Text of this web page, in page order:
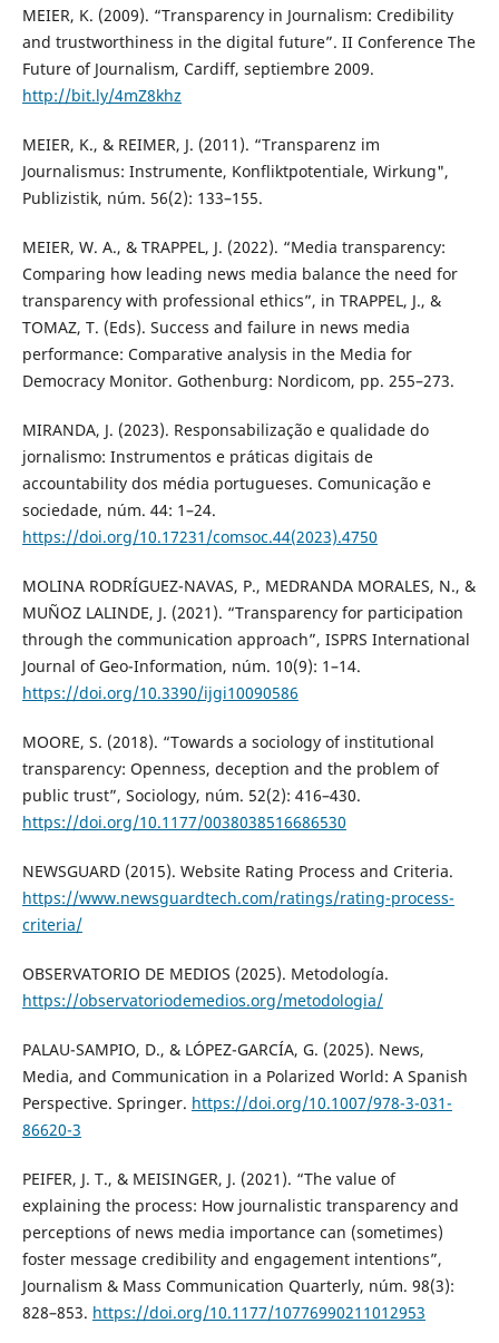
MEIER, K. (2009). “Transparency in Journalism: Credibility
and trustworthiness in the digital future”. II Conference The
Future of Journalism, Cardiff, septiembre 2009.
http://bit.ly/4mZ8khz
MEIER, K., & REIMER, J. (2011). “Transparenz im
Journalismus: Instrumente, Konfliktpotentiale, Wirkung",
Publizistik, núm. 56(2): 133–155.
MEIER, W. A., & TRAPPEL, J. (2022). “Media transparency:
Comparing how leading news media balance the need for
transparency with professional ethics”, in TRAPPEL, J., &
TOMAZ, T. (Eds). Success and failure in news media
performance: Comparative analysis in the Media for
Democracy Monitor. Gothenburg: Nordicom, pp. 255–273.
MIRANDA, J. (2023). Responsabilização e qualidade do
jornalismo: Instrumentos e práticas digitais de
accountability dos média portugueses. Comunicação e
sociedade, núm. 44: 1–24.
https://doi.org/10.17231/comsoc.44(2023).4750
MOLINA RODRÍGUEZ-NAVAS, P., MEDRANDA MORALES, N., &
MUÑOZ LALINDE, J. (2021). “Transparency for participation
through the communication approach”, ISPRS International
Journal of Geo-Information, núm. 10(9): 1–14.
https://doi.org/10.3390/ijgi10090586
MOORE, S. (2018). “Towards a sociology of institutional
transparency: Openness, deception and the problem of
public trust”, Sociology, núm. 52(2): 416–430.
https://doi.org/10.1177/0038038516686530
NEWSGUARD (2015). Website Rating Process and Criteria.
https://www.newsguardtech.com/ratings/rating-process-
criteria/
OBSERVATORIO DE MEDIOS (2025). Metodología.
https://observatoriodemedios.org/metodologia/
PALAU-SAMPIO, D., & LÓPEZ-GARCÍA, G. (2025). News,
Media, and Communication in a Polarized World: A Spanish
Perspective. Springer. https://doi.org/10.1007/978-3-031-
86620-3
PEIFER, J. T., & MEISINGER, J. (2021). “The value of
explaining the process: How journalistic transparency and
perceptions of news media importance can (sometimes)
foster message credibility and engagement intentions”,
Journalism & Mass Communication Quarterly, núm. 98(3):
828–853. https://doi.org/10.1177/10776990211012953